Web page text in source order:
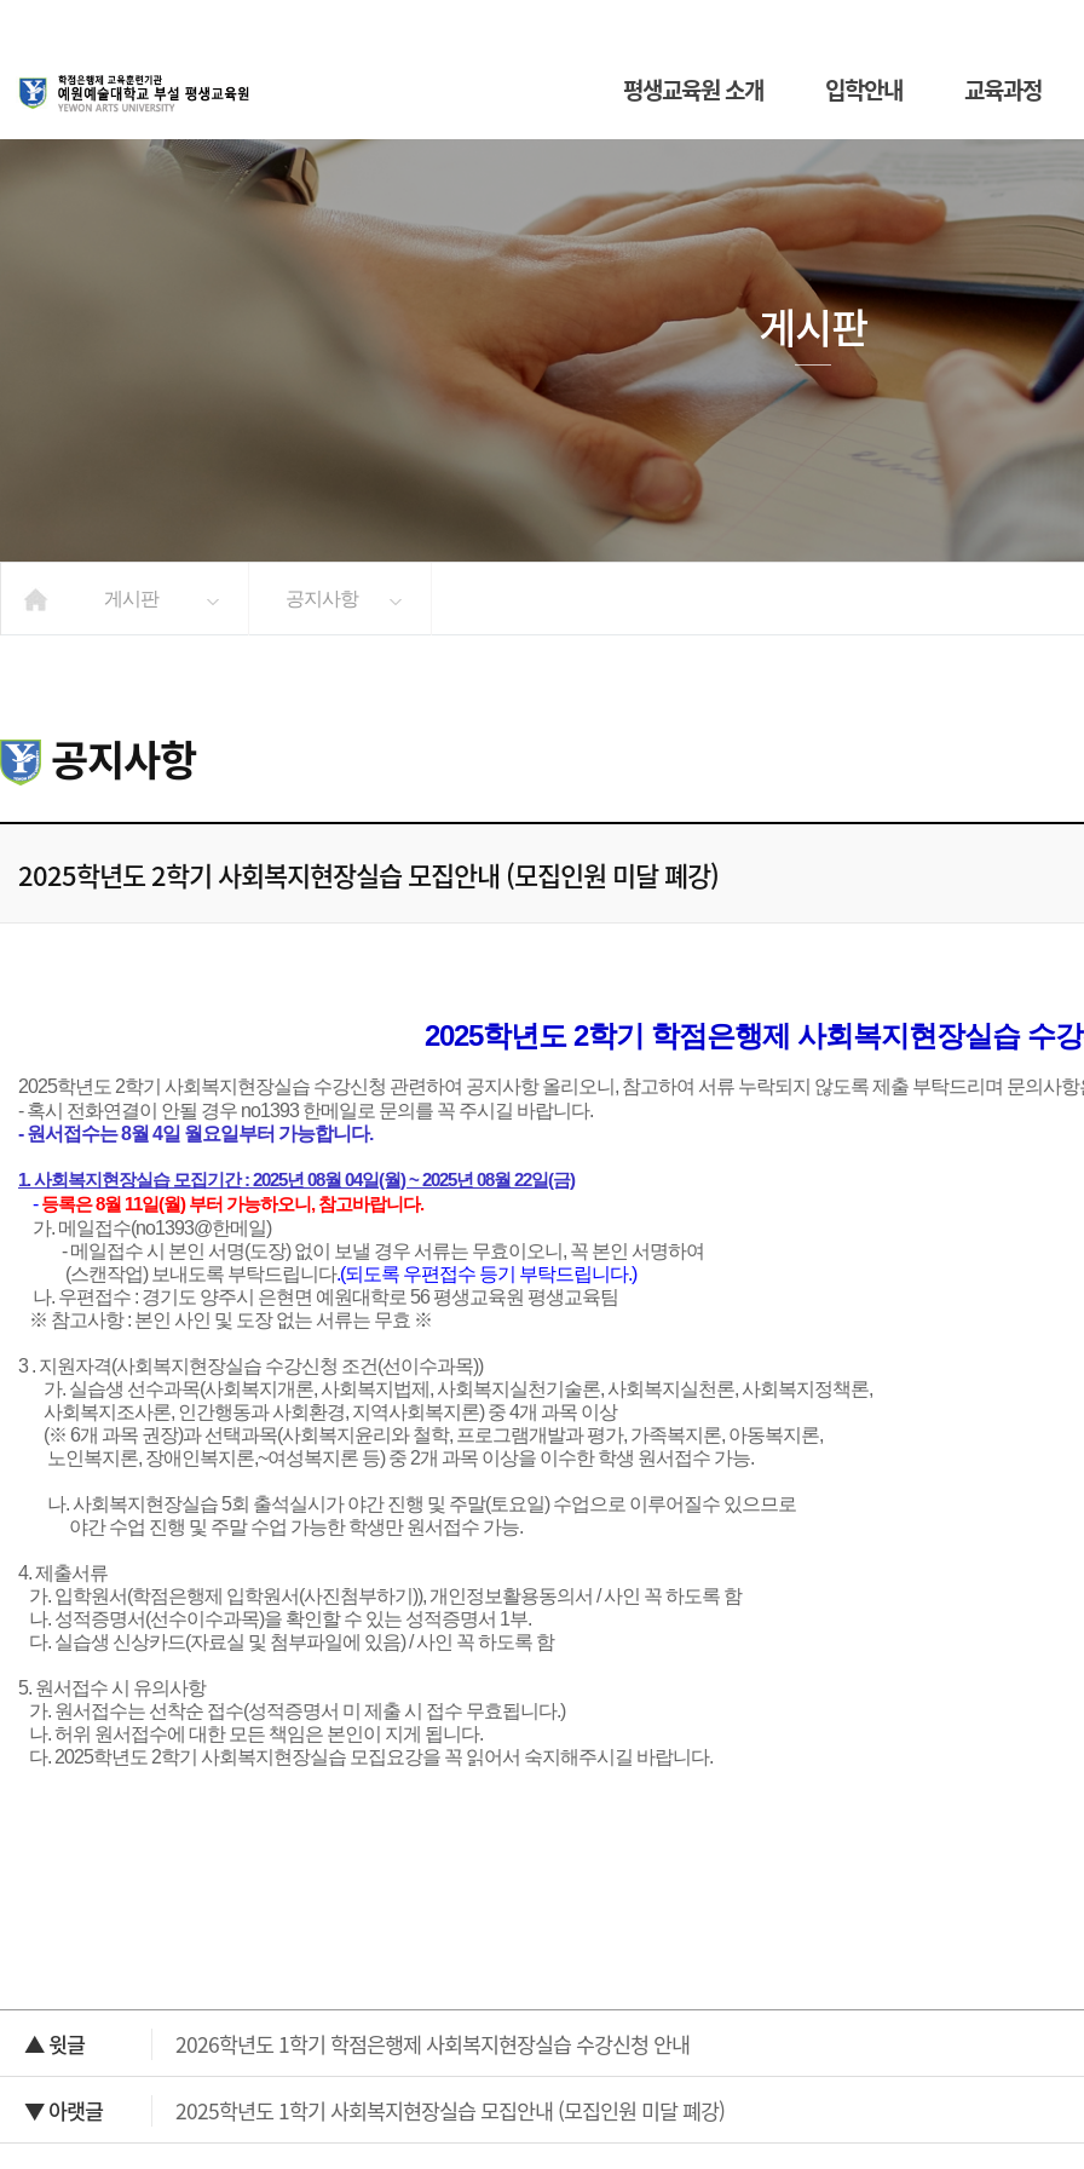
평생교육원 소개 입학안내 교육과정
게시판
게시판 공지사항
공지사항
2025학년도 2학기 사회복지현장실습 모집안내 (모집인원 미달 폐강)
2025학년도 2학기 학점은행제 사회복지현장실습 수
2025학년도 2학기 사회복지현장실습 수강신청 관련하여 공지사항 올리오니, 참고하여 서류 누락되지 않도록 제출 부탁드리며 문의사항
- 혹시 전화연결이 안될 경우 no1393 한메일로 문의를 꼭 주시길 바랍니다.
- 원서접수는 8월 4일 월요일부터 가능합니다.
1. 사회복지현장실습 모집기간 : 2025년 08월 04일(월) ~ 2025년 08월 22일(금)
-등록은 8월 11일(월) 부터 가능하오니, 참고바랍니다.
가. 메일접수(no1393@한메일)
- 메일접수 시 본인 서명(도장) 없이 보낼 경우 서류는 무효이오니, 꼭 본인 서명하여
(스캔작업) 보내도록 부탁드립니다.(되도록 우편접수 등기 부탁드립니다.)
나. 우편접수 : 경기도 양주시 은현면 예원대학로 56 평생교육원 평생교육팀
※ 참고사항 : 본인 사인 및 도장 없는 서류는 무효 ※
3 . 지원자격(사회복지현장실습 수강신청 조건(선이수과목))
가. 실습생 선수과목(사회복지개론, 사회복지법제, 사회복지실천기술론, 사회복지실천론, 사회복지정책론,
사회복지조사론, 인간행동과 사회환경, 지역사회복지론) 중 4개 과목 이상
(※ 6개 과목 권장)과 선택과목(사회복지윤리와 철학, 프로그램개발과 평가, 가족복지론, 아동복지론,
노인복지론, 장애인복지론,~여성복지론 등) 중 2개 과목 이상을 이수한 학생 원서접수 가능.
나. 사회복지현장실습 5회 출석실시가 야간 진행 및 주말(토요일) 수업으로 이루어질수 있으므로
야간 수업 진행 및 주말 수업 가능한 학생만 원서접수 가능.
4. 제출서류
가. 입학원서(학점은행제 입학원서(사진첨부하기)), 개인정보활용동의서 / 사인 꼭 하도록 함
나. 성적증명서(선수이수과목)을 확인할 수 있는 성적증명서 1부.
다. 실습생 신상카드(자료실 및 첨부파일에 있음) / 사인 꼭 하도록 함
5. 원서접수 시 유의사항
가. 원서접수는 선착순 접수(성적증명서 미 제출 시 접수 무효됩니다.)
나. 허위 원서접수에 대한 모든 책임은 본인이 지게 됩니다.
다. 2025학년도 2학기 사회복지현장실습 모집요강을 꼭 읽어서 숙지해주시길 바랍니다.
▲ 윗글 2026학년도 1학기 학점은행제 사회복지현장실습 수강신청 안내
▼ 아랫글 2025학년도 1학기 사회복지현장실습 모집안내 (모집인원 미달 폐강)